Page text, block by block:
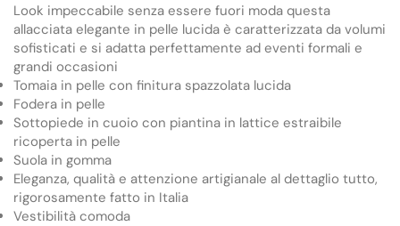
Look impeccabile senza essere fuori moda questa
allacciata elegante in pelle lucida è caratterizzata da volumi
sofisticati e si adatta perfettamente ad eventi formali e
grandi occasioni
Tomaia in pelle con finitura spazzolata lucida
Fodera in pelle
Sottopiede in cuoio con piantina in lattice estraibile
ricoperta in pelle
Suola in gomma
Eleganza, qualità e attenzione artigianale al dettaglio tutto,
rigorosamente fatto in Italia
Vestibilità comoda